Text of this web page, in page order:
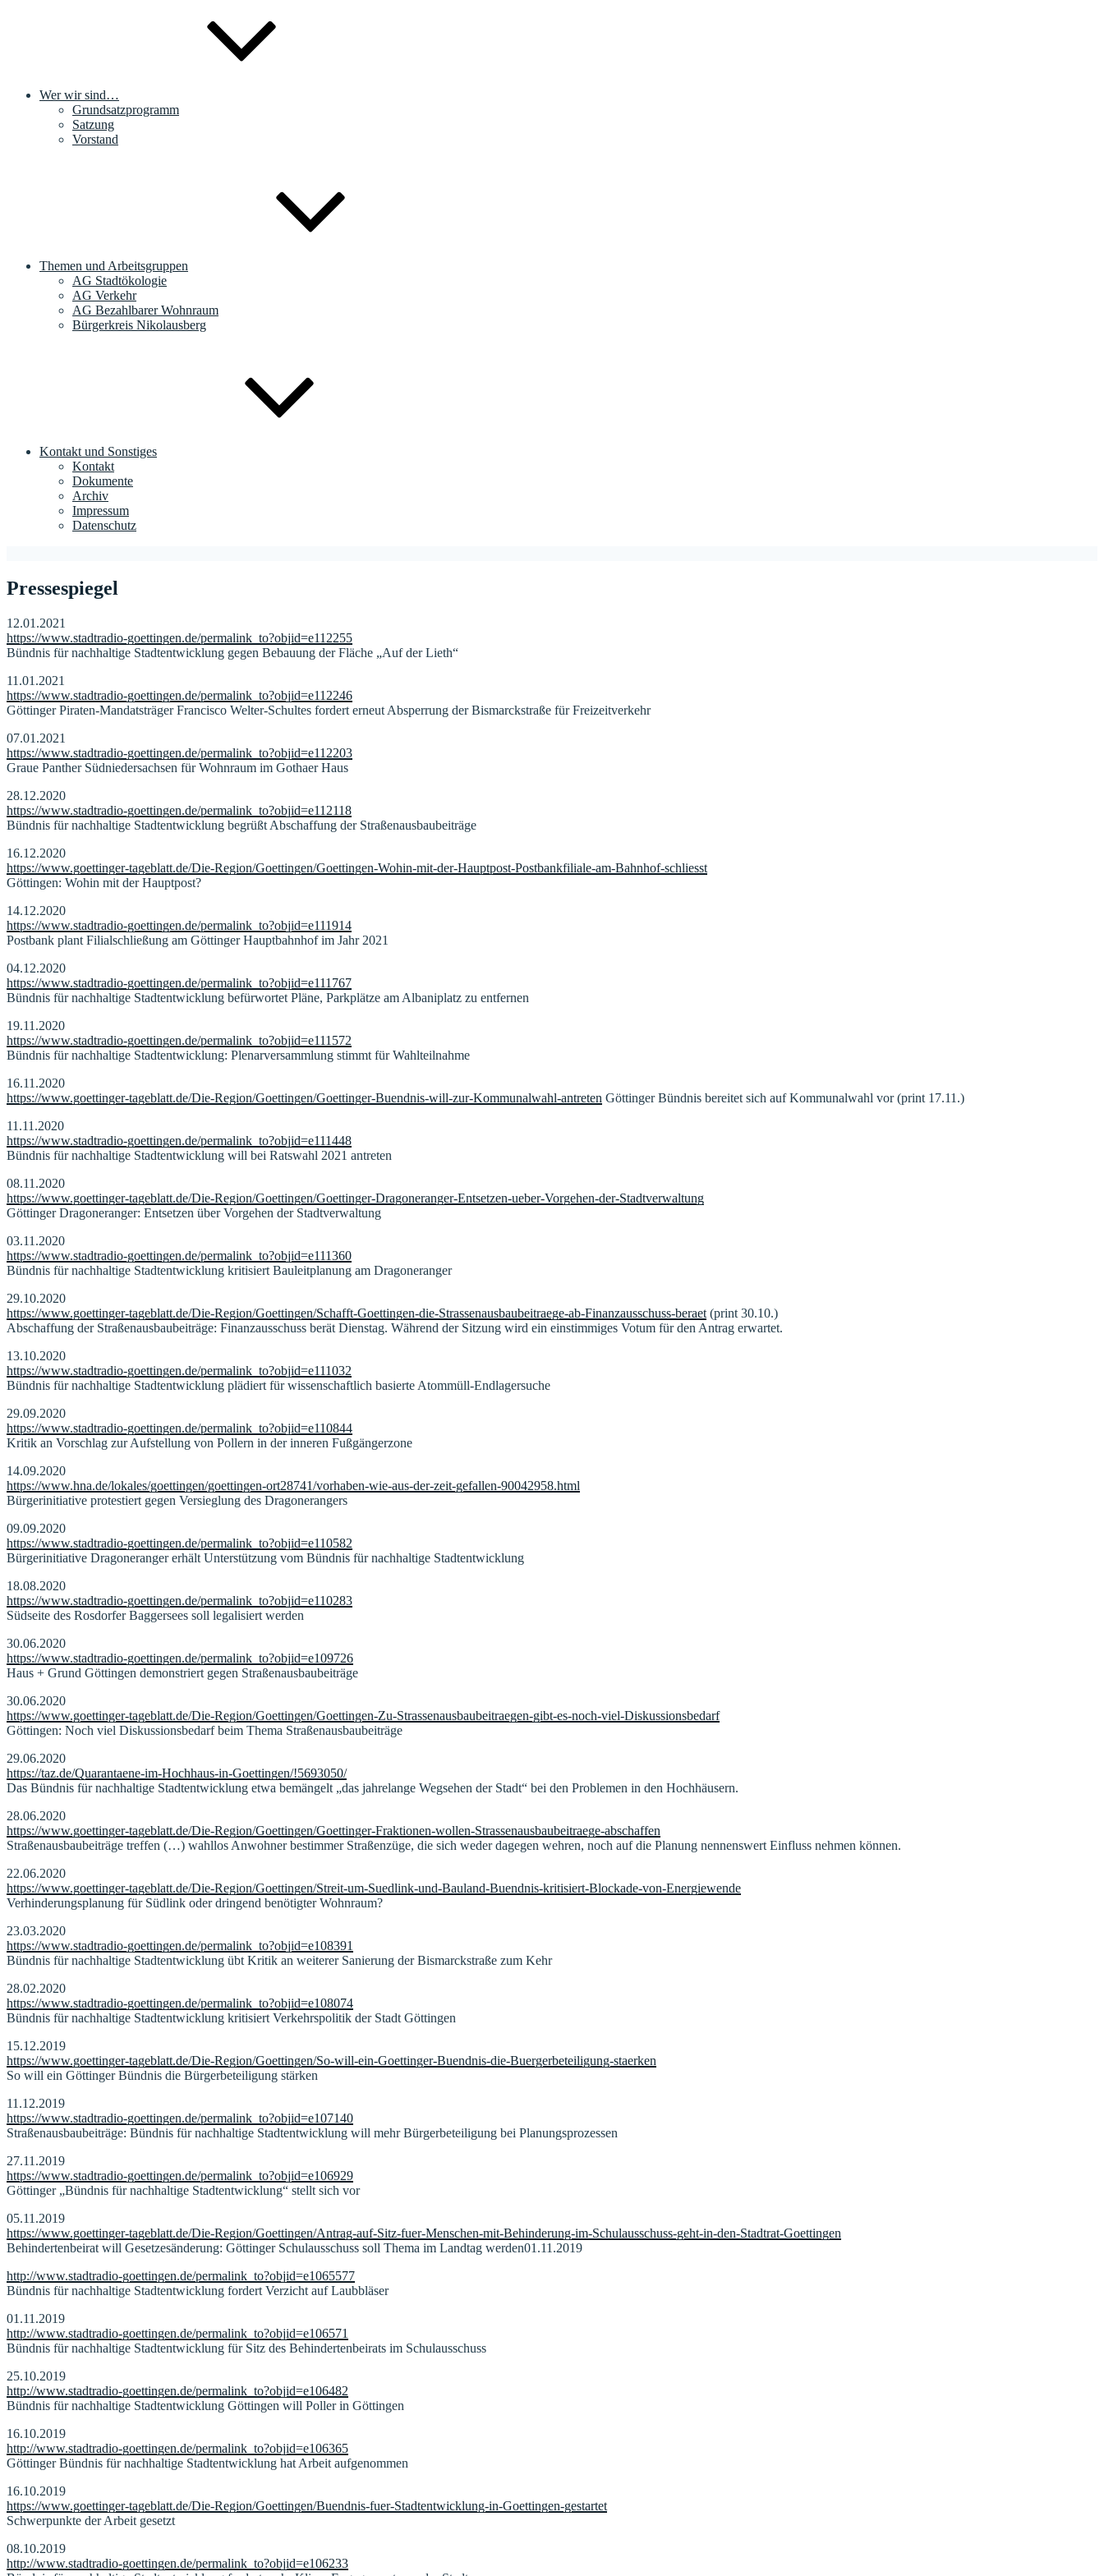
Wer wir sind…
Grundsatzprogramm
Satzung
Vorstand
Themen und Arbeitsgruppen
AG Stadtökologie
AG Verkehr
AG Bezahlbarer Wohnraum
Bürgerkreis Nikolausberg
Kontakt und Sonstiges
Kontakt
Dokumente
Archiv
Impressum
Datenschutz
Pressespiegel
12.01.2021
https://www.stadtradio-goettingen.de/permalink_to?objid=e112255
Bündnis für nachhaltige Stadtentwicklung gegen Bebauung der Fläche „Auf der Lieth“
11.01.2021
https://www.stadtradio-goettingen.de/permalink_to?objid=e112246
Göttinger Piraten-Mandatsträger Francisco Welter-Schultes fordert erneut Absperrung der Bismarckstraße für Freizeitverkehr
07.01.2021
https://www.stadtradio-goettingen.de/permalink_to?objid=e112203
Graue Panther Südniedersachsen für Wohnraum im Gothaer Haus
28.12.2020
https://www.stadtradio-goettingen.de/permalink_to?objid=e112118
Bündnis für nachhaltige Stadtentwicklung begrüßt Abschaffung der Straßenausbaubeiträge
16.12.2020
https://www.goettinger-tageblatt.de/Die-Region/Goettingen/Goettingen-Wohin-mit-der-Hauptpost-Postbankfiliale-am-Bahnhof-schliesst
Göttingen: Wohin mit der Hauptpost?
14.12.2020
https://www.stadtradio-goettingen.de/permalink_to?objid=e111914
Postbank plant Filialschließung am Göttinger Hauptbahnhof im Jahr 2021
04.12.2020
https://www.stadtradio-goettingen.de/permalink_to?objid=e111767
Bündnis für nachhaltige Stadtentwicklung befürwortet Pläne, Parkplätze am Albaniplatz zu entfernen
19.11.2020
https://www.stadtradio-goettingen.de/permalink_to?objid=e111572
Bündnis für nachhaltige Stadtentwicklung: Plenarversammlung stimmt für Wahlteilnahme
16.11.2020
https://www.goettinger-tageblatt.de/Die-Region/Goettingen/Goettinger-Buendnis-will-zur-Kommunalwahl-antreten Göttinger Bündnis bereitet sich auf Kommunalwahl vor (print 17.11.)
11.11.2020
https://www.stadtradio-goettingen.de/permalink_to?objid=e111448
Bündnis für nachhaltige Stadtentwicklung will bei Ratswahl 2021 antreten
08.11.2020
https://www.goettinger-tageblatt.de/Die-Region/Goettingen/Goettinger-Dragoneranger-Entsetzen-ueber-Vorgehen-der-Stadtverwaltung
Göttinger Dragoneranger: Entsetzen über Vorgehen der Stadtverwaltung
03.11.2020
https://www.stadtradio-goettingen.de/permalink_to?objid=e111360
Bündnis für nachhaltige Stadtentwicklung kritisiert Bauleitplanung am Dragoneranger
29.10.2020
https://www.goettinger-tageblatt.de/Die-Region/Goettingen/Schafft-Goettingen-die-Strassenausbaubeitraege-ab-Finanzausschuss-beraet (print 30.10.)
Abschaffung der Straßenausbaubeiträge: Finanzausschuss berät Dienstag. Während der Sitzung wird ein einstimmiges Votum für den Antrag erwartet.
13.10.2020
https://www.stadtradio-goettingen.de/permalink_to?objid=e111032
Bündnis für nachhaltige Stadtentwicklung plädiert für wissenschaftlich basierte Atommüll-Endlagersuche
29.09.2020
https://www.stadtradio-goettingen.de/permalink_to?objid=e110844
Kritik an Vorschlag zur Aufstellung von Pollern in der inneren Fußgängerzone
14.09.2020
https://www.hna.de/lokales/goettingen/goettingen-ort28741/vorhaben-wie-aus-der-zeit-gefallen-90042958.html
Bürgerinitiative protestiert gegen Versieglung des Dragonerangers
09.09.2020
https://www.stadtradio-goettingen.de/permalink_to?objid=e110582
Bürgerinitiative Dragoneranger erhält Unterstützung vom Bündnis für nachhaltige Stadtentwicklung
18.08.2020
https://www.stadtradio-goettingen.de/permalink_to?objid=e110283
Südseite des Rosdorfer Baggersees soll legalisiert werden
30.06.2020
https://www.stadtradio-goettingen.de/permalink_to?objid=e109726
Haus + Grund Göttingen demonstriert gegen Straßenausbaubeiträge
30.06.2020
https://www.goettinger-tageblatt.de/Die-Region/Goettingen/Goettingen-Zu-Strassenausbaubeitraegen-gibt-es-noch-viel-Diskussionsbedarf
Göttingen: Noch viel Diskussionsbedarf beim Thema Straßenausbaubeiträge
29.06.2020
https://taz.de/Quarantaene-im-Hochhaus-in-Goettingen/!5693050/
Das Bündnis für nachhaltige Stadtentwicklung etwa bemängelt „das jahrelange Wegsehen der Stadt“ bei den Problemen in den Hochhäusern.
28.06.2020
https://www.goettinger-tageblatt.de/Die-Region/Goettingen/Goettinger-Fraktionen-wollen-Strassenausbaubeitraege-abschaffen
Straßenausbaubeiträge treffen (…) wahllos Anwohner bestimmer Straßenzüge, die sich weder dagegen wehren, noch auf die Planung nennenswert Einfluss nehmen können.
22.06.2020
https://www.goettinger-tageblatt.de/Die-Region/Goettingen/Streit-um-Suedlink-und-Bauland-Buendnis-kritisiert-Blockade-von-Energiewende
Verhinderungsplanung für Südlink oder dringend benötigter Wohnraum?
23.03.2020
https://www.stadtradio-goettingen.de/permalink_to?objid=e108391
Bündnis für nachhaltige Stadtentwicklung übt Kritik an weiterer Sanierung der Bismarckstraße zum Kehr
28.02.2020
https://www.stadtradio-goettingen.de/permalink_to?objid=e108074
Bündnis für nachhaltige Stadtentwicklung kritisiert Verkehrspolitik der Stadt Göttingen
15.12.2019
https://www.goettinger-tageblatt.de/Die-Region/Goettingen/So-will-ein-Goettinger-Buendnis-die-Buergerbeteiligung-staerken
So will ein Göttinger Bündnis die Bürgerbeteiligung stärken
11.12.2019
https://www.stadtradio-goettingen.de/permalink_to?objid=e107140
Straßenausbaubeiträge: Bündnis für nachhaltige Stadtentwicklung will mehr Bürgerbeteiligung bei Planungsprozessen
27.11.2019
https://www.stadtradio-goettingen.de/permalink_to?objid=e106929
Göttinger „Bündnis für nachhaltige Stadtentwicklung“ stellt sich vor
05.11.2019
https://www.goettinger-tageblatt.de/Die-Region/Goettingen/Antrag-auf-Sitz-fuer-Menschen-mit-Behinderung-im-Schulausschuss-geht-in-den-Stadtrat-Goettingen
Behindertenbeirat will Gesetzesänderung: Göttinger Schulausschuss soll Thema im Landtag werden01.11.2019
http://www.stadtradio-goettingen.de/permalink_to?objid=e1065577
Bündnis für nachhaltige Stadtentwicklung fordert Verzicht auf Laubbläser
01.11.2019
http://www.stadtradio-goettingen.de/permalink_to?objid=e106571
Bündnis für nachhaltige Stadtentwicklung für Sitz des Behindertenbeirats im Schulausschuss
25.10.2019
http://www.stadtradio-goettingen.de/permalink_to?objid=e106482
Bündnis für nachhaltige Stadtentwicklung Göttingen will Poller in Göttingen
16.10.2019
http://www.stadtradio-goettingen.de/permalink_to?objid=e106365
Göttinger Bündnis für nachhaltige Stadtentwicklung hat Arbeit aufgenommen
16.10.2019
https://www.goettinger-tageblatt.de/Die-Region/Goettingen/Buendnis-fuer-Stadtentwicklung-in-Goettingen-gestartet
Schwerpunkte der Arbeit gesetzt
08.10.2019
http://www.stadtradio-goettingen.de/permalink_to?objid=e106233